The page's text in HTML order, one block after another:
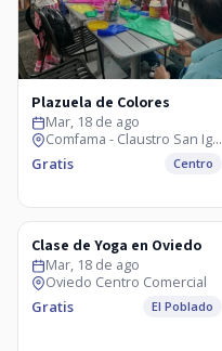
Plazuela de Colores
Mar, 18 de ago
Comfama - Claustro San Ignacio
Gratis Centro
CLASES Y TALLERES
Clase de Yoga en Oviedo
Mar, 18 de ago
Oviedo Centro Comercial
Gratis El Poblado